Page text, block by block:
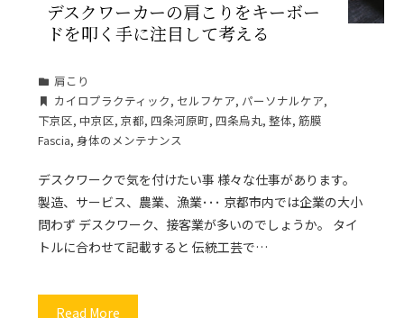
デスクワーカーの肩こりをキーボー
ドを叩く手に注目して考える
肩こり
カイロプラクティック, セルフケア, パーソナルケア,
下京区,中京区,京都,四条河原町,四条烏丸,整体,筋膜
Fascia,身体のメンテナンス
デスクワークで気を付けたい事 様々な仕事があります。
製造、サービス、農業、漁業･･･ 京都市内では企業の大小
問わず デスクワーク、接客業が多いのでしょうか。 タイ
トルに合わせて記載すると 伝統工芸で…
Read More